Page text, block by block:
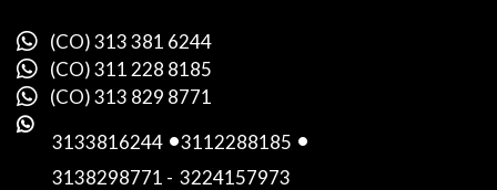
(CO) 313 381 6244
(CO) 311 228 8185
(CO) 313 829 8771
3133816244 -3112288185 -
3138298771 - 3224157973